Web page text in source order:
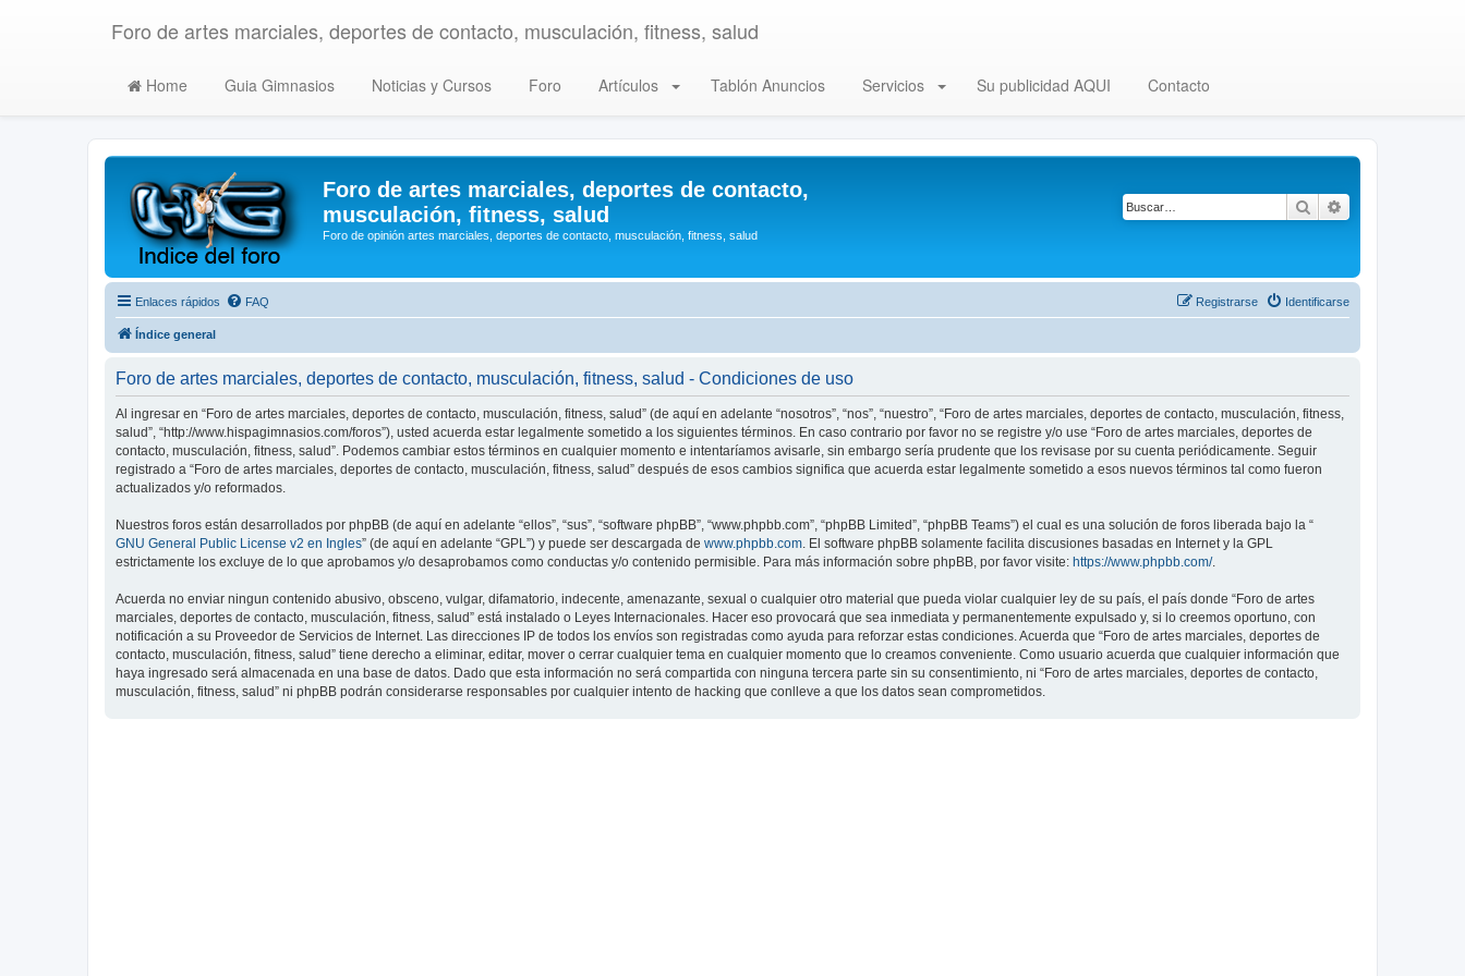
Foro de artes marciales, deportes de contacto, musculación, fitness, salud
Home Guia Gimnasios Noticias y Cursos Foro Artículos Tablón Anuncios Servicios Su publicidad AQUI Contacto
Foro de artes marciales, deportes de contacto,
musculación, fitness, salud
Foro de opinión artes marciales, deportes de contacto, musculación, fitness, salud
Buscar
Enlaces rápidos FAQ Identificarse
Registrarse
Índice general
Foro de artes marciales, deportes de contacto, musculación, fitness, salud - Condiciones de uso
Al ingresar en “Foro de artes marciales, deportes de contacto, musculación, fitness, salud” (de aquí en adelante “nosotros”, “nos”, “nuestro”, “Foro de artes marciales, deportes de contacto, musculación, fitness,
salud”, “http://www.hispagimnasios.com/foros”), usted acuerda estar legalmente sometido a los siguientes términos. En caso contrario por favor no se registre y/o use “Foro de artes marciales, deportes de
contacto, musculación, fitness, salud”. Podemos cambiar estos términos en cualquier momento e intentaríamos avisarle, sin embargo sería prudente que los revisase por su cuenta periódicamente. Seguir
registrado a “Foro de artes marciales, deportes de contacto, musculación, fitness, salud” después de esos cambios significa que acuerda estar legalmente sometido a esos nuevos términos tal como fueron
actualizados y/o reformados.
Nuestros foros están desarrollados por phpBB (de aquí en adelante “ellos”, “sus”, “software phpBB”, “www.phpbb.com”, “phpBB Limited”, “phpBB Teams”) el cual es una solución de foros liberada bajo la “
GNU General Public License v2 en Ingles” (de aquí en adelante “GPL”) y puede ser descargada de www.phpbb.com. El software phpBB solamente facilita discusiones basadas en Internet y la GPL
estrictamente los excluye de lo que aprobamos y/o desaprobamos como conductas y/o contenido permisible. Para más información sobre phpBB, por favor visite: https://www.phpbb.com/.
Acuerda no enviar ningun contenido abusivo, obsceno, vulgar, difamatorio, indecente, amenazante, sexual o cualquier otro material que pueda violar cualquier ley de su país, el país donde “Foro de artes
marciales, deportes de contacto, musculación, fitness, salud” está instalado o Leyes Internacionales. Hacer eso provocará que sea inmediata y permanentemente expulsado y, si lo creemos oportuno, con
notificación a su Proveedor de Servicios de Internet. Las direcciones IP de todos los envíos son registradas como ayuda para reforzar estas condiciones. Acuerda que “Foro de artes marciales, deportes de
contacto, musculación, fitness, salud” tiene derecho a eliminar, editar, mover o cerrar cualquier tema en cualquier momento que lo creamos conveniente. Como usuario acuerda que cualquier información que
haya ingresado será almacenada en una base de datos. Dado que esta información no será compartida con ninguna tercera parte sin su consentimiento, ni “Foro de artes marciales, deportes de contacto,
musculación, fitness, salud” ni phpBB podrán considerarse responsables por cualquier intento de hacking que conlleve a que los datos sean comprometidos.